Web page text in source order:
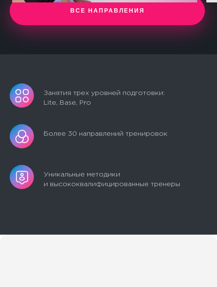
ВСЕ НАПРАВЛЕНИЯ
Занятия трех уровней подготовки:
Lite, Base, Pro
Более 30 направлений тренировок
Уникальные методики
и высококвалифицированные тренеры